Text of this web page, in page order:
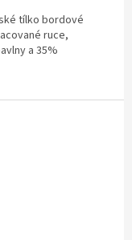
tílko bordové
ruce,
a 35%